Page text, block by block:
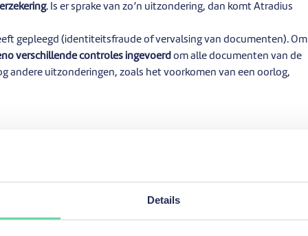
Details
. Is er sprake van zo’n uitzondering, dan komt Atradius
gepleegd (identiteitsfraude of vervalsing van documenten). Om
verschillende controles ingevoerd om alle documenten van de
andere uitzonderingen, zoals het voorkomen van een oorlog,
is van Grupo Catalana Occidente en Grupo Compañía Espanõla
A.M. Best als ‘A’ (excellent) met stabiele
vooruitzichten.
gedekt is door een kredietverzekering?